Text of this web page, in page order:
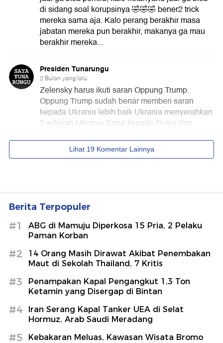
Berita Terpopuler
#1
ABG di Mamuju Diperkosa 15 Pria, 2 Pelaku
Paman Korban
#2
14 Orang Masih Dirawat Akibat Penembakan
Maut di Sekolah Thailand, 7 Kritis
#3
Penampakan Kapal Pengangkut 1,3 Ton
Ketamin yang Disergap di Bintan
#4
Iran Serang Kapal Tanker UEA di Selat
Hormuz, Arab Saudi Meradang
#5
Kebakaran Meluas, Kawasan Wisata Bromo